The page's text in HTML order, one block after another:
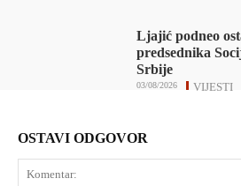
Ljajić podneo
predsednika
Srbije
VIJESTI
03/08/2026
OSTAVI ODGOVOR